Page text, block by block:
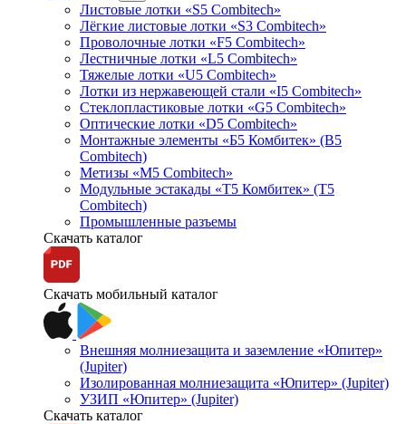
Листовые лотки «S5 Combitech»
Лёгкие листовые лотки «S3 Combitech»
Проволочные лотки «F5 Combitech»
Лестничные лотки «L5 Combitech»
Тяжелые лотки «U5 Combitech»
Лотки из нержавеющей стали «I5 Combitech»
Стеклопластиковые лотки «G5 Combitech»
Оптические лотки «D5 Combitech»
Монтажные элементы «Б5 Комбитек» (B5
Combitech)
Метизы «M5 Combitech»
Модульные эстакады «Т5 Комбитек» (T5
Combitech)
Промышленные разъемы
Скачать каталог
Скачать мобильный каталог
Внешняя молниезащита и заземление «Юпитер»
(Jupiter)
Изолированная молниезащита «Юпитер» (Jupiter)
УЗИП «Юпитер» (Jupiter)
Скачать каталог